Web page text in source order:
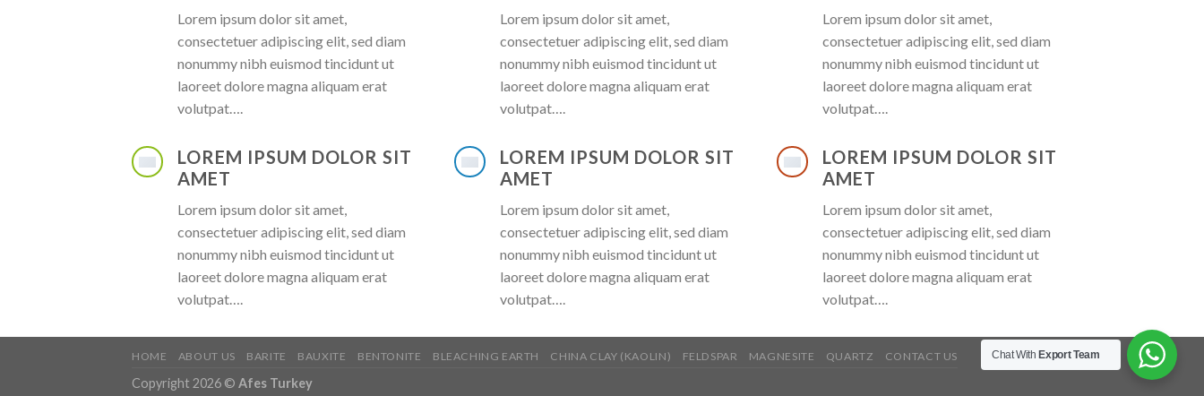
Lorem ipsum dolor sit amet,
consectetuer adipiscing elit, sed diam
nonummy nibh euismod tincidunt ut
laoreet dolore magna aliquam erat
volutpat….
Lorem ipsum dolor sit amet,
consectetuer adipiscing elit, sed diam
nonummy nibh euismod tincidunt ut
laoreet dolore magna aliquam erat
volutpat….
Lorem ipsum dolor sit amet,
consectetuer adipiscing elit, sed diam
nonummy nibh euismod tincidunt ut
laoreet dolore magna aliquam erat
volutpat….
LOREM IPSUM DOLOR SIT
AMET
Lorem ipsum dolor sit amet,
consectetuer adipiscing elit, sed diam
nonummy nibh euismod tincidunt ut
laoreet dolore magna aliquam erat
volutpat….
LOREM IPSUM DOLOR SIT
AMET
Lorem ipsum dolor sit amet,
consectetuer adipiscing elit, sed diam
nonummy nibh euismod tincidunt ut
laoreet dolore magna aliquam erat
volutpat….
LOREM IPSUM DOLOR SIT
AMET
Lorem ipsum dolor sit amet,
consectetuer adipiscing elit, sed diam
nonummy nibh euismod tincidunt ut
laoreet dolore magna aliquam erat
volutpat….
HOME ABOUT US BARITE BAUXITE BENTONITE BLEACHING EARTH CHINA CLAY (KAOLIN) FELDSPAR MAGNESITE QUARTZ CONTACT US
Copyright 2026 © Afes Turkey
Chat With Export Team